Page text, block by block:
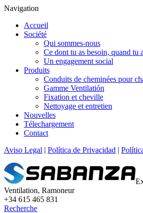
Navigation
Accueil
Société
Qui sommes-nous
Ce dont tu as besoin, quand tu
Un engagement social
Produits
Conduits de cheminées pour
Gamme Ventilatión
Fixation et cheville
Nettoyage et entretien
Nouvelles
Télechargement
Contact
Aviso Legal | Política de Privacidad |
Ventilation, Ramoneur
+34 615 465 831
Recherche